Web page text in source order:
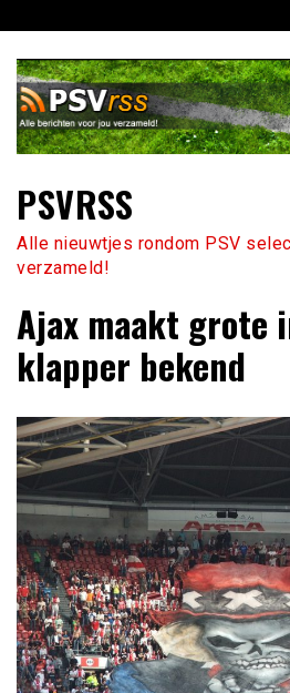
naar
inhoud
PSVRSS
Alle nieuwtjes rondom PSV
verzameld!
Ajax maakt grote
klapper bekend